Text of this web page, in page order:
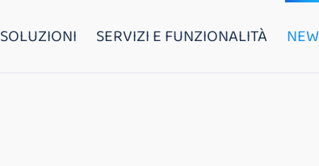
SOLUZIONI SERVIZI E FUNZIONALITÀ